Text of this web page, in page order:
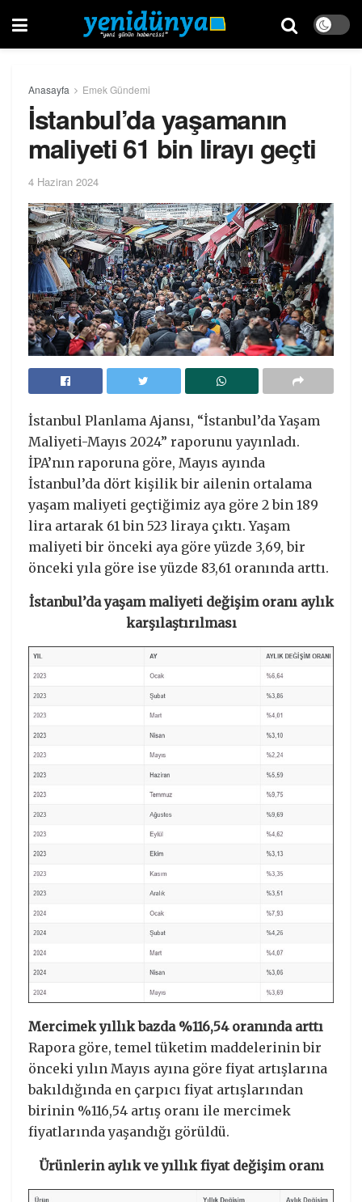
Anasayfa Emek Gündemi
İstanbul’da yaşamanın
maliyeti 61 bin lirayı geçti
4 Haziran 2024
İstanbul Planlama Ajansı, “İstanbul’da Yaşam
Maliyeti-Mayıs 2024” raporunu yayınladı.
İPA’nın raporuna göre, Mayıs ayında
İstanbul’da dört kişilik bir ailenin ortalama
yaşam maliyeti geçtiğimiz aya göre 2 bin 189
lira artarak 61 bin 523 liraya çıktı. Yaşam
maliyeti bir önceki aya göre yüzde 3,69, bir
önceki yıla göre ise yüzde 83,61 oranında arttı.
İstanbul’da yaşam maliyeti değişim oranı aylık
karşılaştırılması
Mercimek yıllık bazda %116,54 oranında arttı
Rapora göre, temel tüketim maddelerinin bir
önceki yılın Mayıs ayına göre fiyat artışlarına
bakıldığında en çarpıcı fiyat artışlarından
birinin %116,54 artış oranı ile mercimek
fiyatlarında yaşandığı görüldü.
Ürünlerin aylık ve yıllık fiyat değişim oranı